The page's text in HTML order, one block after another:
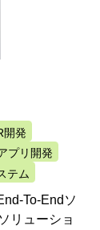
開発
プリ開発
テム
To-Endソ
リューショ